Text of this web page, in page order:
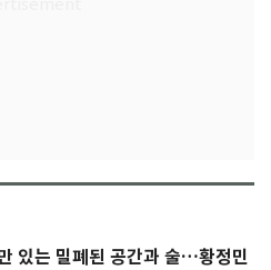
있는 밀폐된 공간과 술…황정민